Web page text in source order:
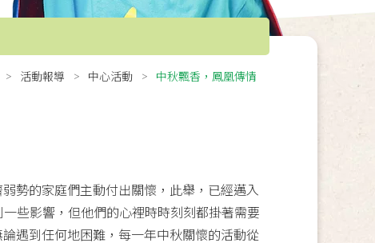
活動報導 中心活動 中秋飄香，鳳凰傳情
勢的家庭們主動付出關懷，此舉，已經邁入
些影響，但他們的心裡時時刻刻都掛著需要
遇到任何地困難，每一年中秋關懷的活動從